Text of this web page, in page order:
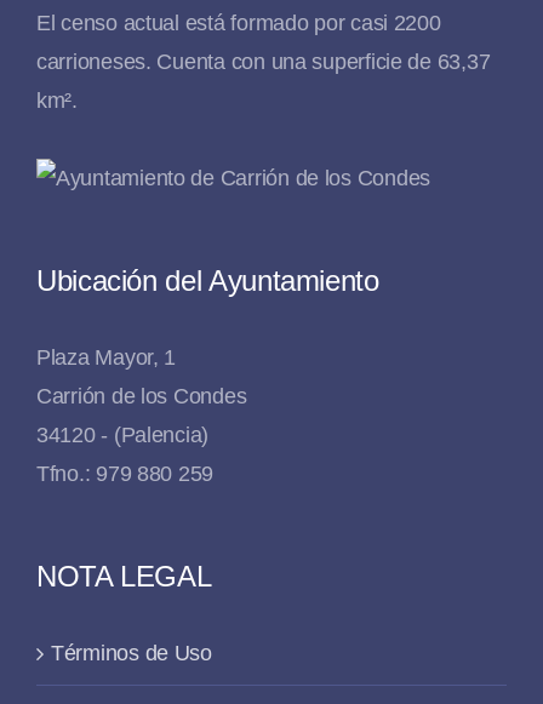
El censo actual está formado por casi 2200
carrioneses. Cuenta con una superficie de 63,37
km².
Ubicación del Ayuntamiento
Plaza Mayor, 1
Carrión de los Condes
34120 - (Palencia)
Tfno.: 979 880 259
NOTA LEGAL
Términos de Uso